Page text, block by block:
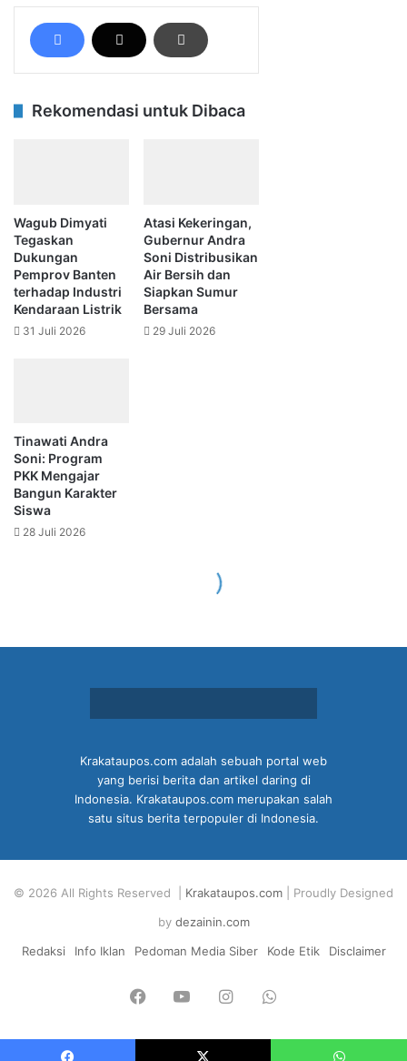
Krakataupos.com adalah sebuah portal web
yang berisi berita dan artikel daring di
Indonesia. Krakataupos.com merupakan salah
satu situs berita terpopuler di Indonesia.
© 2026 All Rights Reserved | Krakataupos.com | Proudly Designed
by dezainin.com
Redaksi
Info Iklan Pedoman Media Siber Kode Etik Disclaimer
FacebookYouTubeInstagramWhatsApp